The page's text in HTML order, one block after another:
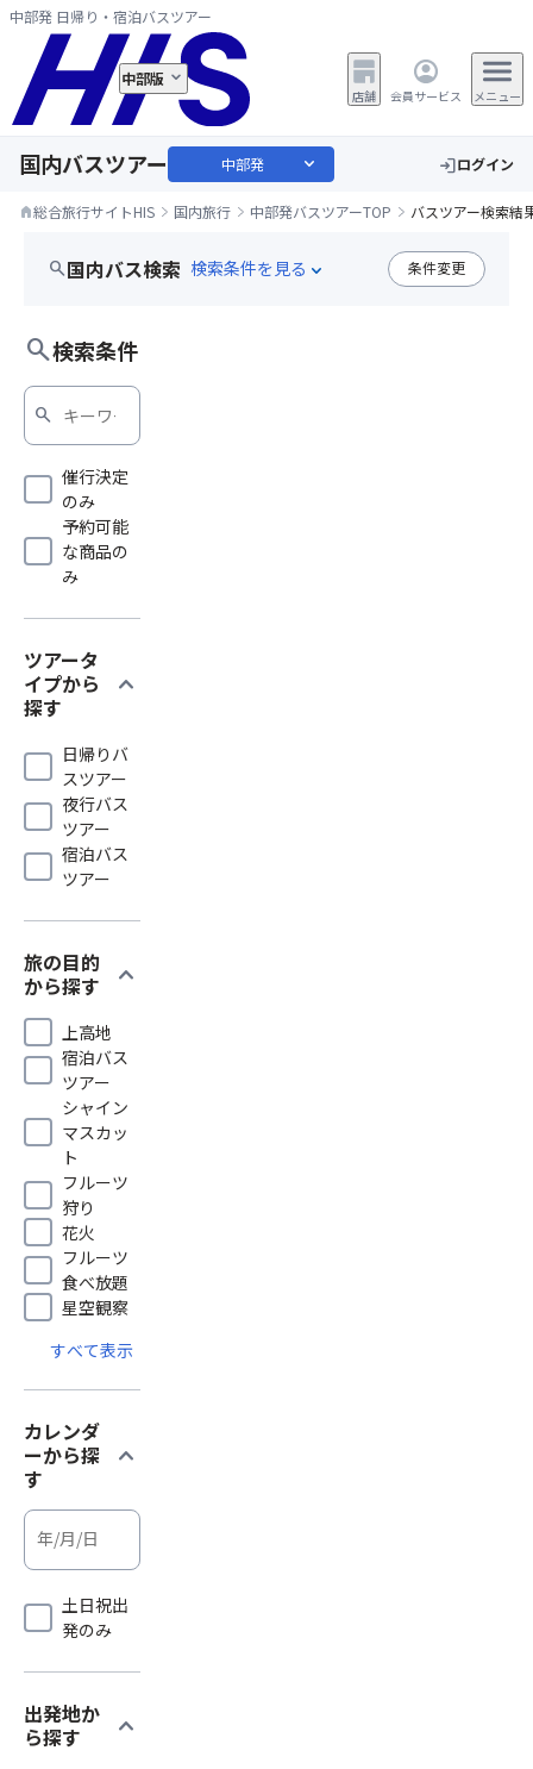
中部発 日帰り・宿泊バスツアー
中部版
店舗 会員サービス メニュー
国内バスツアー 中部発 expand_more loginログイン
home総合旅行サイトHIS 国内旅行 中部発バスツアーTOP バスツアー検索結
search国内バス検索 expand_more 条件変更
search検索条件
search
催行決定
のみ
予約可能
な商品の
み
ツアータ
イプから
探す
expand_more
日帰りバ
スツアー
夜行バス
ツアー
宿泊バス
ツアー
旅の目的
から探す
expand_more
上高地
宿泊バス
ツアー
シャイン
マスカッ
ト
フルーツ
狩り
花火
フルーツ
食べ放題
星空観察
すべて表示
カレンダ
ーから探
す
expand_more
土日祝出
発のみ
出発地か
ら探す
expand_more